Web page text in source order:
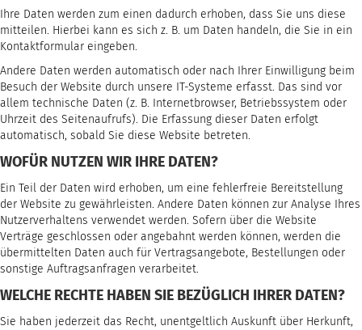
Ihre Daten werden zum einen dadurch erhoben, dass Sie uns diese
mitteilen. Hierbei kann es sich z. B. um Daten handeln, die Sie in ein
Kontaktformular eingeben.
Andere Daten werden automatisch oder nach Ihrer Einwilligung beim
Besuch der Website durch unsere IT-Systeme erfasst. Das sind vor
allem technische Daten (z. B. Internetbrowser, Betriebssystem oder
Uhrzeit des Seitenaufrufs). Die Erfassung dieser Daten erfolgt
automatisch, sobald Sie diese Website betreten.
WOFÜR NUTZEN WIR IHRE DATEN?
Ein Teil der Daten wird erhoben, um eine fehlerfreie Bereitstellung
der Website zu gewährleisten. Andere Daten können zur Analyse Ihres
Nutzerverhaltens verwendet werden. Sofern über die Website
Verträge geschlossen oder angebahnt werden können, werden die
übermittelten Daten auch für Vertragsangebote, Bestellungen oder
sonstige Auftragsanfragen verarbeitet.
WELCHE RECHTE HABEN SIE BEZÜGLICH IHRER DATEN?
Sie haben jederzeit das Recht, unentgeltlich Auskunft über Herkunft,